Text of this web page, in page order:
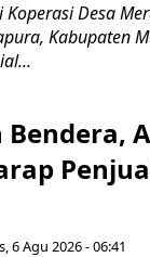
Koperasi Desa
Kabupaten
6 Agu 2026 - 06:41